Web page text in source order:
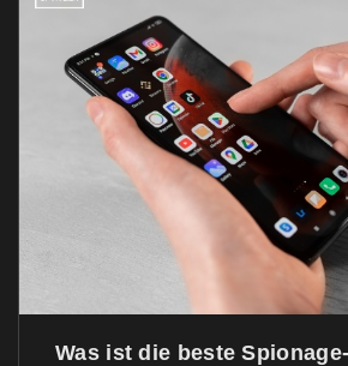
Was ist die beste